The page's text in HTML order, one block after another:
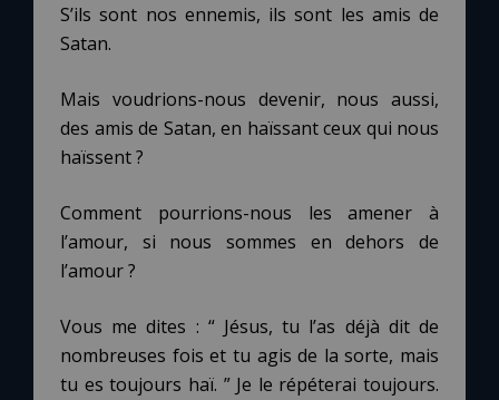
S’ils sont nos ennemis, ils sont les amis de
Satan.
Mais voudrions-nous devenir, nous aussi,
des amis de Satan, en haïssant ceux qui nous
haïssent ?
Comment pourrions-nous les amener à
l’amour, si nous sommes en dehors de
l’amour ?
Vous me dites : “ Jésus, tu l’as déjà dit de
nombreuses fois et tu agis de la sorte, mais
tu es toujours haï. ” Je le répéterai toujours.